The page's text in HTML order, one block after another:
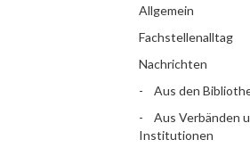
Allgemein
Fachstellenalltag
Nachrichten
Aus den
Aus Verbänden
Institutionen